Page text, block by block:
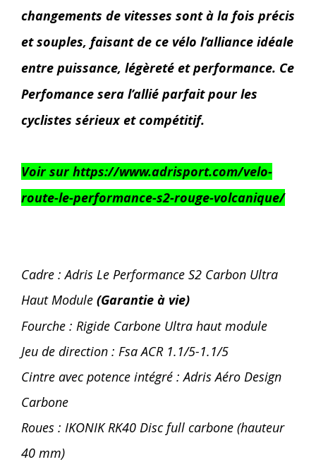
changements de vitesses sont à la fois précis
et souples, faisant de ce vélo l’alliance idéale
entre puissance, légèreté et performance. Ce
Perfomance sera l’allié parfait pour les
cyclistes sérieux et compétitif.
Voir sur https://www.adrisport.com/velo-
route-le-performance-s2-rouge-volcanique/
Cadre : Adris Le Performance S2 Carbon Ultra
Haut Module (Garantie à vie)
Fourche : Rigide Carbone Ultra haut module
Jeu de direction : Fsa ACR 1.1/5-1.1/5
Cintre avec potence intégré : Adris Aéro Design
Carbone
Roues : IKONIK RK40 Disc full carbone (hauteur
40 mm)